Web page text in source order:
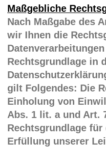
Maßgebliche
Nach Maßgabe des
wir Ihnen die
Rechtsgrundlage in
gilt Folgendes: Die
Einholung von
Abs. 1 lit. a und Art.
Rechtsgrundlage
Erfüllung unserer